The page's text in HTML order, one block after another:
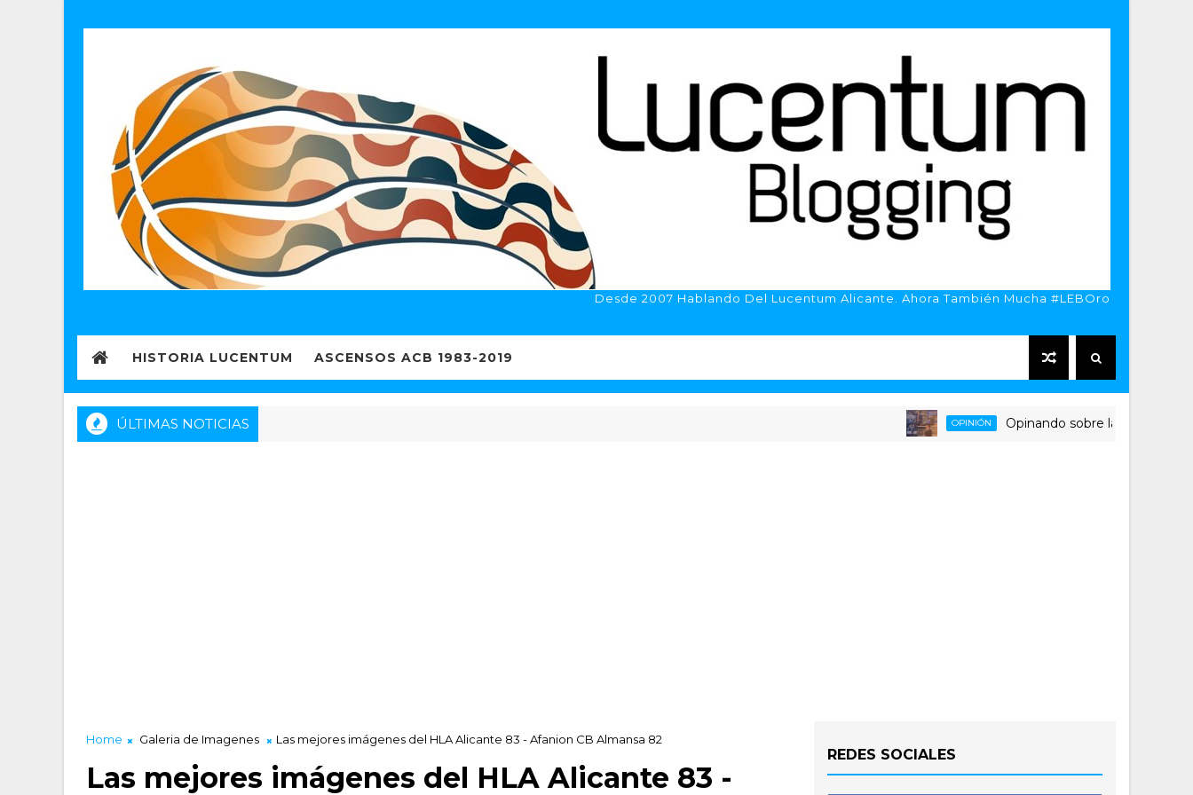
Desde 2007 Hablando Del Lucentum Alicante. Ahora También Mucha #LEBOro
HISTORIA LUCENTUM ASCENSOS ACB 1983-2019
ÚLTIMAS NOTICIAS OPINIÓN Opinando sobre la triste despedida
Home Galeria de Imagenes Las mejores imágenes del HLA Alicante 83 - Afanion CB Almansa 82
Las mejores imágenes del HLA Alicante 83 -
REDES SOCIALES